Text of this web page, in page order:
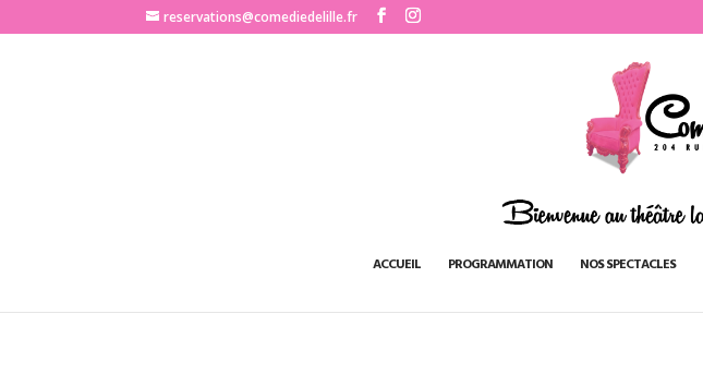
http://www.comediedelille.frreservations@comediedelille.fr
ACCUEIL PROGRAMMATION NOS SPECTACLES